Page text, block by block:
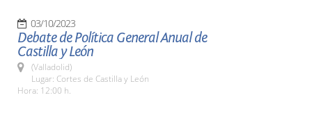
03/10/2023
Debate de Política General Anual de
Castilla y León
(Valladolid)
Lugar: Cortes de Castilla y León
Hora: 12:00 h.